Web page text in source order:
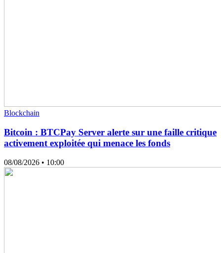
Blockchain
Bitcoin : BTCPay Server alerte sur une faille critique
activement exploitée qui menace les fonds
08/08/2026 • 10:00